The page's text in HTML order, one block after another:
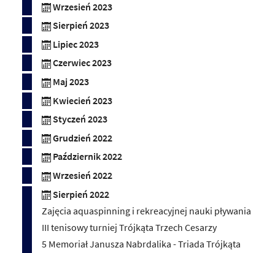
Wrzesień 2023
Sierpień 2023
Lipiec 2023
Czerwiec 2023
Maj 2023
Kwiecień 2023
Styczeń 2023
Grudzień 2022
Październik 2022
Wrzesień 2022
Sierpień 2022
Zajęcia aquaspinning i rekreacyjnej nauki pływania
III tenisowy turniej Trójkąta Trzech Cesarzy
5 Memoriał Janusza Nabrdalika - Triada Trójkąta